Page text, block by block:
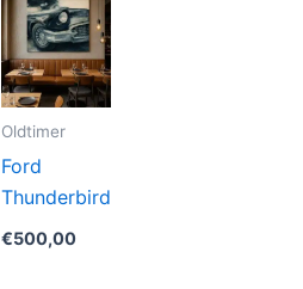
Oldtimer
Ford
Thunderbird
€500,00